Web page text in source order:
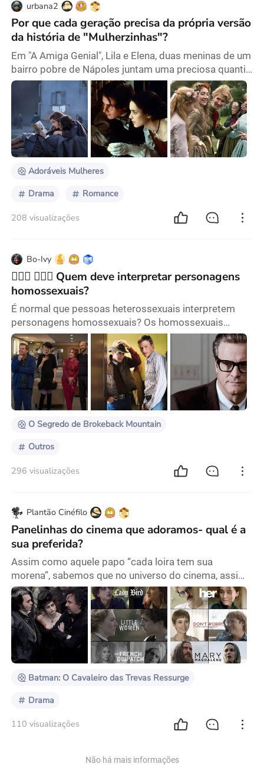
urbana2
Por que cada geração precisa da própria versão
da história de "Mulherzinhas"?
Em "A Amiga Genial", Lila e Elena, duas meninas de um
bairro pobre de Nápoles juntam uma preciosa quantia
de dinheiro adquirida de um valentão local para
comprar um exemplar de "Mulherzinhas". Sentadas
em cadeiras de pedra no jardim do pátio, não muito
longe da violência que se desenrola ao seu redor, as
duas amigas mergulham no mundo dessas mulheres.
Elas leram o livro em voz alta repetidas vezes
Adoráveis Mulheres
Drama Romance
208 visualizações
Bo-Ivy
👩‍❤️‍👩 👨‍❤️‍👨 Quem deve interpretar personagens
homossexuais?
É normal que pessoas heterossexuais interpretem
personagens homossexuais? Os homossexuais
podem interpretar papéis heterossexuais? Essas
duas questões parecem difíceis de responder, mas
nos últimos anos elas se tornaram problemas para
produtores de filmes, artistas e até mesmo para o
público. Em 2020, o diretor gay Ryan Murphy dirigiu A
Festa de Formatura e convidou um grupo de astros e
O Segredo de Brokeback Mountain
Outros
296 visualizações
Plantão Cinéfilo
Panelinhas do cinema que adoramos- qual é a
sua preferida?
Assim como aquele papo “cada loira tem sua
morena”, sabemos que no universo do cinema, assim
como em qualquer outro, para complementar
histórias escandalosas de atores/diretores
problemáticos com quem se trabalhar, também tem
aquelas duplas que simplesmente dá pra ver que se
completam. Há casos mais do que conhecidos, como
por exemplo, a tríade Tim Burton/ Johnny Depp
Batman: O Cavaleiro das Trevas Ressurge
Drama
110 visualizações
Não há mais informações